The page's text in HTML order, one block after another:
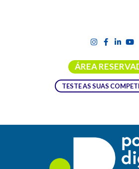
ÁREA
TESTE AS SUAS